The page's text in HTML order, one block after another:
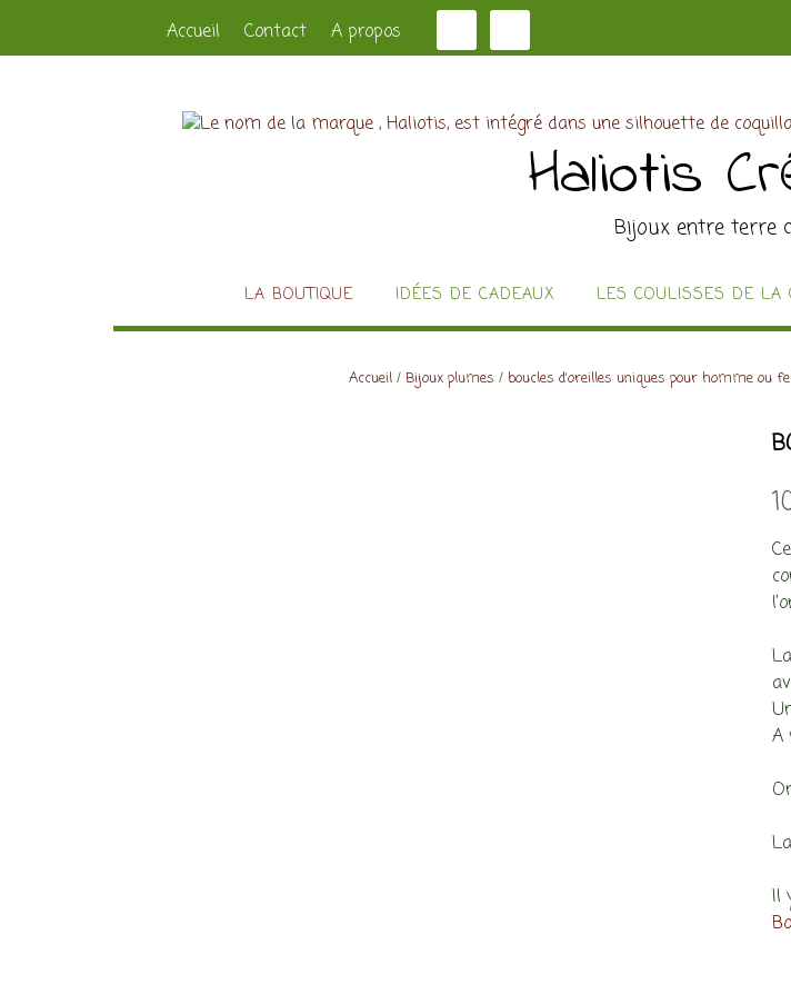
Accueil Contact A propos
Haliotis
Bijoux entre terre
LA BOUTIQUE IDÉES DE CADEAUX LES COULISSES DE LA
Accueil/ Bijoux plumes / boucles d'oreilles uniques pour homme ou
A
Il